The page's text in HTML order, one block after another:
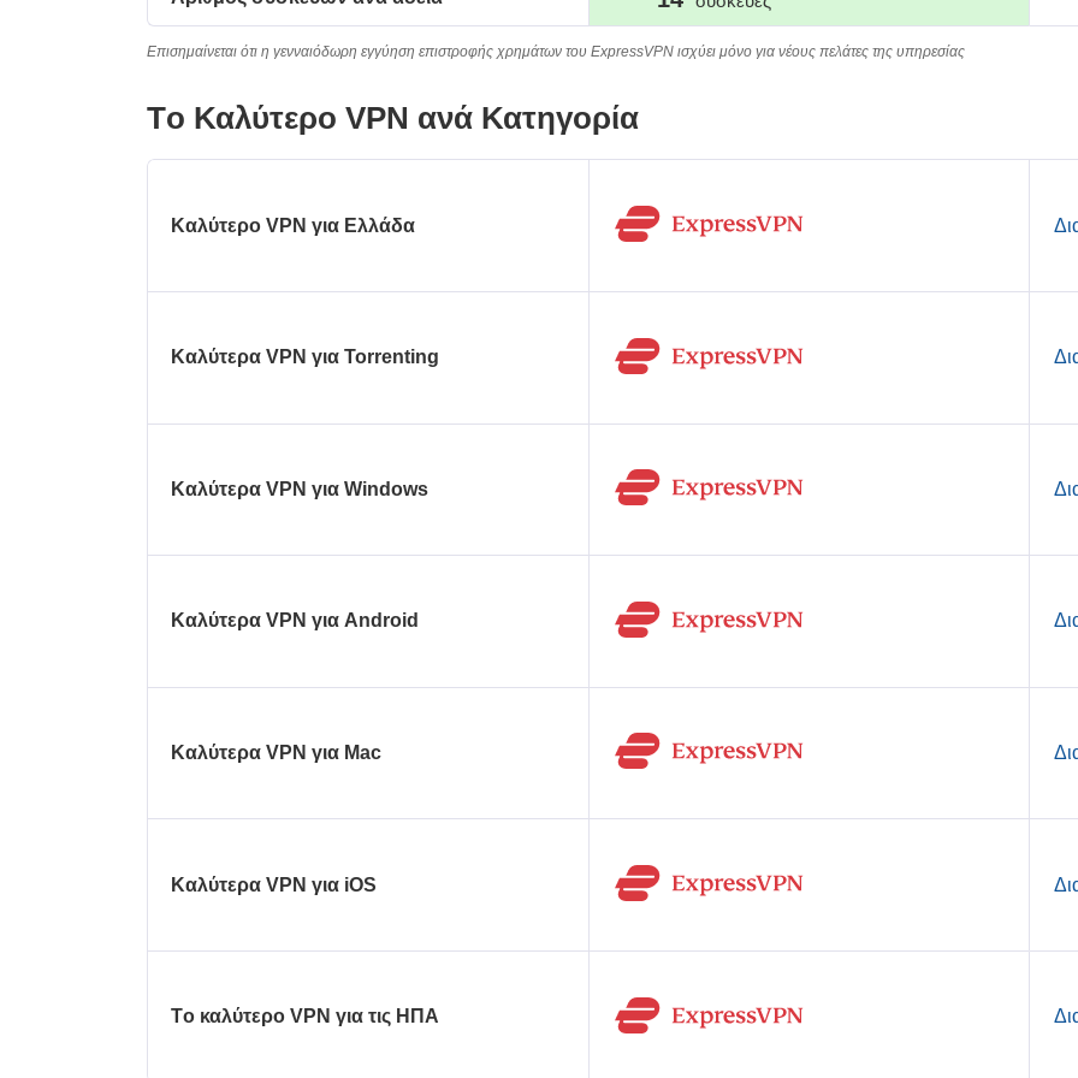
Επισημαίνεται ότι η γενναιόδωρη εγγύηση επιστροφής χρημάτων του ExpressVPN ισχύει μόνο για νέους πελάτες της υπηρεσίας
Τo Καλύτερo VPN ανά Κατηγορία
Καλύτερο VPN για Ελλάδα
Καλύτερα VPN για Torrenting
Καλύτερα VPN για Windows
Καλύτερα VPN για Android
Καλύτερα VPN για Mac
Καλύτερα VPN για iOS
Τo καλύτερo VPN για τις ΗΠΑ